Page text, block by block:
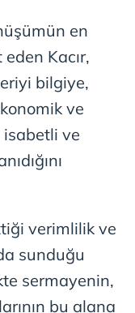
en
Kacır,
bilgiye,
ve
isabetli ve
verimlilik ve
sunduğu
sermayenin,
bu alana